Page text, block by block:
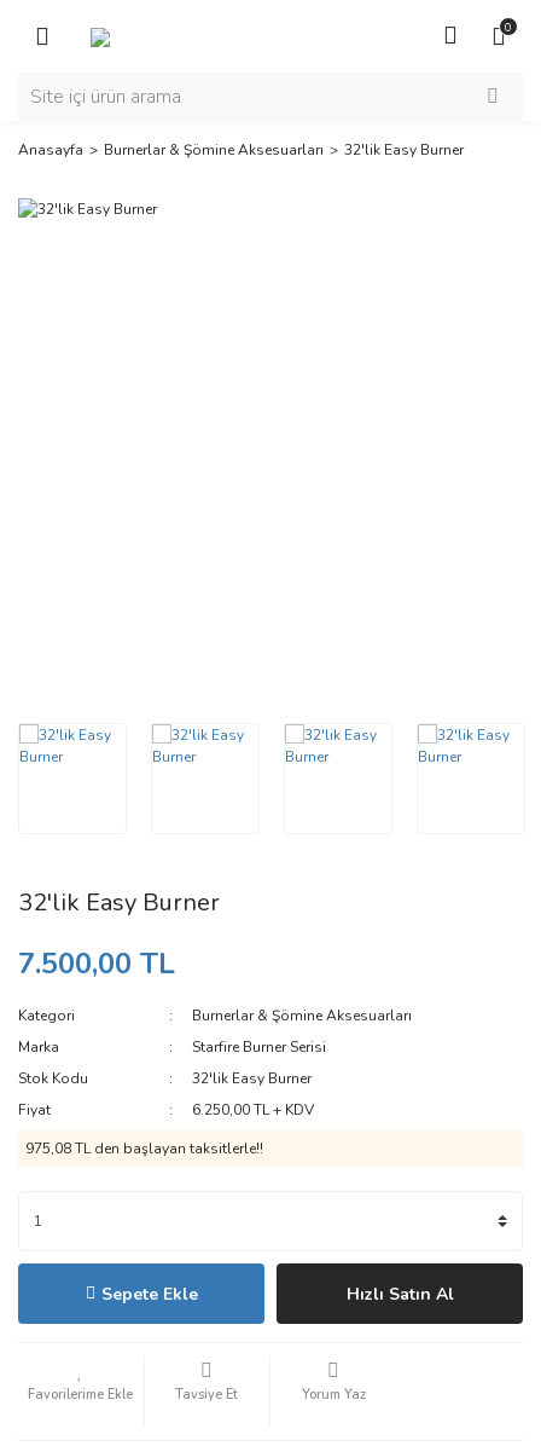
0
Anasayfa Burnerlar & Şömine Aksesuarları 32'lik Easy Burner
32'lik Easy Burner
7.500,00 TL
Kategori
Burnerlar & Şömine Aksesuarları
Marka
Starfire Burner Serisi
Stok Kodu
32'lik Easy Burner
Fiyat
6.250,00 TL + KDV
975,08 TL den başlayan taksitlerle!!
Sepete Ekle Hızlı Satın Al
Tavsiye Et Yorum Yaz
Geri Dön
Bioethanol Şömineler
Masaüstü Şömine
Duvara Monte Şömine